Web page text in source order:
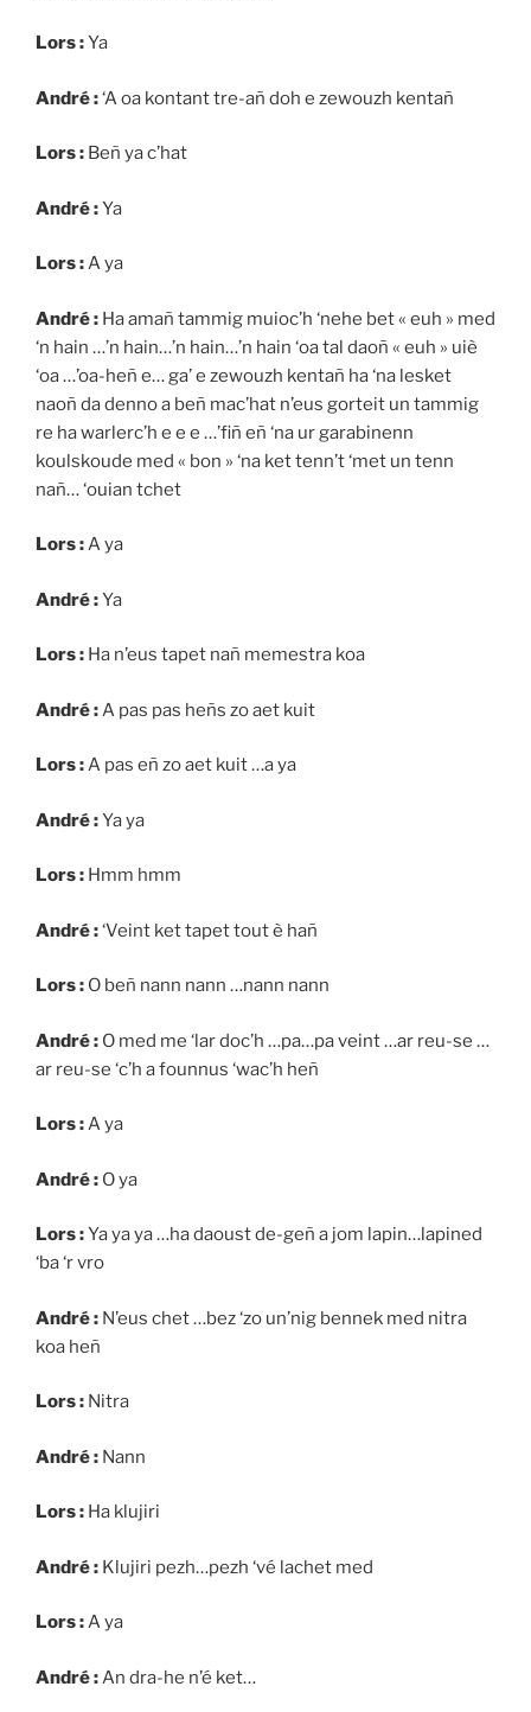
Lors :Ya
André :‘A oa kontant tre-añ doh e zewouzh kentañ
Lors : Beñ ya c’hat
André :Ya
Lors :A ya
André : Ha amañ tammig muioc’h ‘nehe bet « euh » med
‘n hain …’n hain…’n hain…’n hain ‘oa tal daoñ « euh » uiè
‘oa …’oa-heñ e… ga’ e zewouzh kentañ ha ‘na lesket
naoñ da denno a beñ mac’hat n’eus gorteit un tammig
re ha warlerc’h e e e …’fiñ eñ ‘na ur garabinenn
koulskoude med « bon » ‘na ket tenn’t ‘met un tenn
nañ… ‘ouian tchet
Lors :A ya
André :Ya
Lors : Ha n’eus tapet nañ memestra koa
André : A pas pas heñs zo aet kuit
Lors :A pas eñ zo aet kuit …a ya
André :Ya ya
Lors : Hmm hmm
André :‘Veint ket tapet tout è hañ
Lors : O beñ nann nann …nann nann
André : O med me ‘lar doc’h …pa…pa veint …ar reu-se …
ar reu-se ‘c’h a founnus ‘wac’h heñ
Lors :A ya
André : O ya
Lors :Ya ya ya …ha daoust de-geñ a jom lapin…lapined
‘ba ‘r vro
André : N’eus chet …bez ‘zo un’nig bennek med nitra
koa heñ
Lors : Nitra
André : Nann
Lors : Ha klujiri
André : Klujiri pezh…pezh ‘vé lachet med
Lors :A ya
André : An dra-he n’é ket…